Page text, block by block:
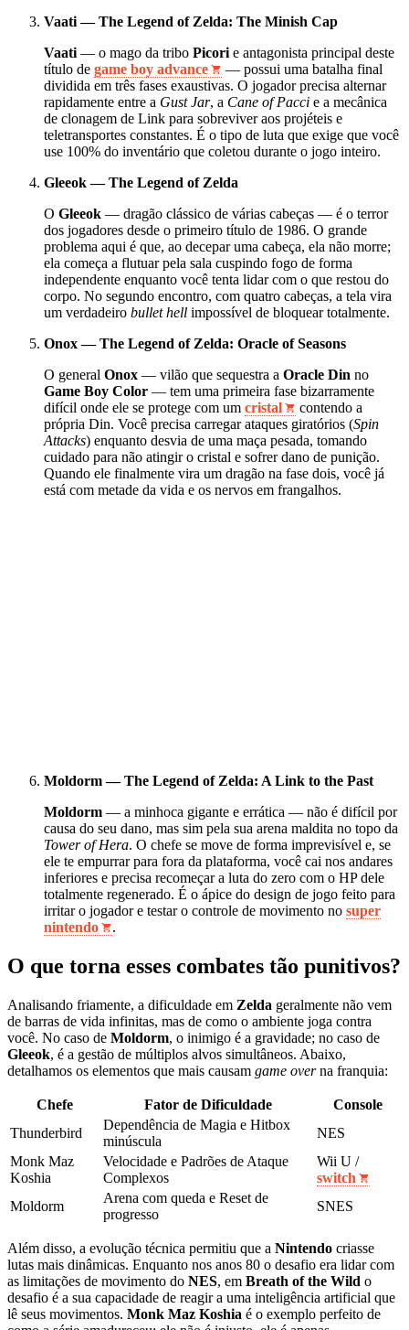
Vaati — The Legend of Zelda: The Minish Cap
Vaati— o mago da tribo Picorie antagonista principal deste
título de game boy advance
— possui uma batalha final
dividida em três fases exaustivas. O jogador precisa alternar
rapidamente entre a Gust Jar, a Cane of Pacci e a mecânica
de clonagem de Link para sobreviver aos projéteis e
teletransportes constantes. É o tipo de luta que exige que você
use 100% do inventário que coletou durante o jogo inteiro.
Gleeok — The Legend of Zelda
O Gleeok — dragão clássico de várias cabeças — é o terror
dos jogadores desde o primeiro título de 1986. O grande
problema aqui é que, ao decepar uma cabeça, ela não morre;
ela começa a flutuar pela sala cuspindo fogo de forma
independente enquanto você tenta lidar com o que restou do
corpo. No segundo encontro, com quatro cabeças, a tela vira
um verdadeiro bullet hell impossível de bloquear totalmente.
Onox — The Legend of Zelda: Oracle of Seasons
O general Onox — vilão que sequestra a Oracle Din no
Game Boy Color — tem uma primeira fase bizarramente
difícil onde ele se protege com um cristal
contendo a
própria Din. Você precisa carregar ataques giratórios (Spin
Attacks) enquanto desvia de uma maça pesada, tomando
cuidado para não atingir o cristal e sofrer dano de punição.
Quando ele finalmente vira um dragão na fase dois, você já
está com metade da vida e os nervos em frangalhos.
Moldorm — The Legend of Zelda: A Link to the Past
Moldorm — a minhoca gigante e errática — não é difícil por
causa do seu dano, mas sim pela sua arena maldita no topo da
Tower of Hera. O chefe se move de forma imprevisível e, se
ele te empurrar para fora da plataforma, você cai nos andares
inferiores e precisa recomeçar a luta do zero com o HP dele
totalmente regenerado. É o ápice do design de jogo feito para
irritar o jogador e testar o controle de movimento no super
nintendo
.
O que torna esses combates tão punitivos?
Analisando friamente, a dificuldade em Zelda geralmente não vem
de barras de vida infinitas, mas de como o ambiente joga contra
você. No caso de Moldorm, o inimigo é a gravidade; no caso de
Gleeok, é a gestão de múltiplos alvos simultâneos. Abaixo,
detalhamos os elementos que mais causam game overna franquia:
Chefe Fator de Dificuldade
Console
Thunderbird
Dependência de Magia e Hitbox
minúscula
NES
Monk Maz
Koshia
Velocidade e Padrões de Ataque
Complexos
Wii U /
switch
Moldorm
Arena com queda e Reset de
progresso
SNES
Além disso, a evolução técnica permitiu que a Nintendo criasse
lutas mais dinâmicas. Enquanto nos anos 80 o desafio era lidar com
as limitações de movimento do NES, em Breath of the Wild o
desafio é a sua capacidade de reagir a uma inteligência artificial que
lê seus movimentos. Monk Maz Koshia é o exemplo perfeito de